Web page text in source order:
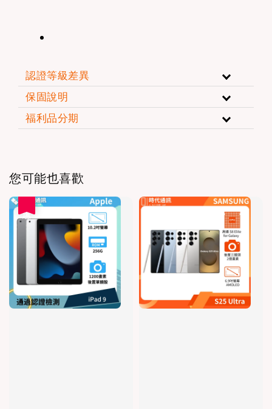
認證等級差異
保固說明
福利品分期
您可能也喜歡